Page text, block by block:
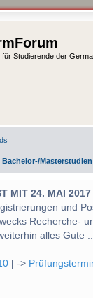
für Studierende der
MIT 24. MAI
und
Recherche-
alles Gute
->